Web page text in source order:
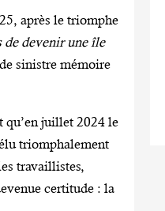
après le triomphe
de devenir une île
sinistre mémoire
qu’en juillet 2024 le
triomphalement
travaillistes,
certitude : la